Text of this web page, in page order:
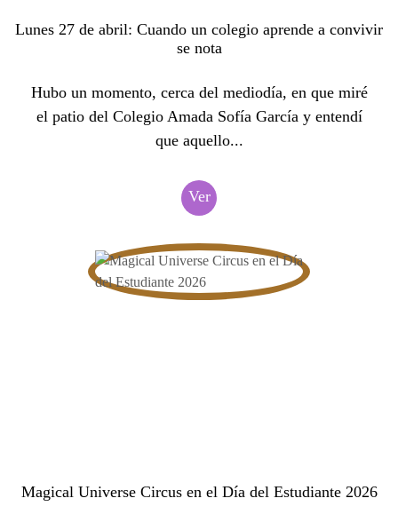
Lunes 27 de abril: Cuando un colegio aprende a convivir
se nota
Hubo un momento, cerca del mediodía, en que miré
el patio del Colegio Amada Sofía García y entendí
que aquello...
Ver
Magical Universe Circus en el Día del Estudiante 2026